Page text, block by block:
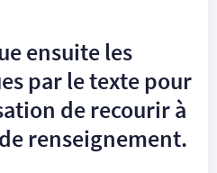
ensuite les
par le texte pour
de recourir à
renseignement.